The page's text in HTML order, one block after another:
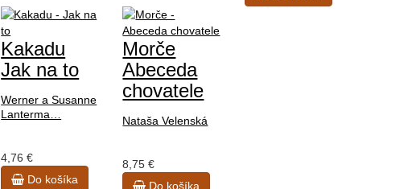
Kakadu
Jak na to
Werner a Susanne
Lanterma…
4,76 €
Do košíka
Morče
Abeceda
chovatele
Nataša Velenská
8,75 €
Do košíka